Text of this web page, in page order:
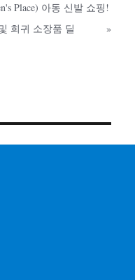
Place) 아동 신발 쇼핑!
희귀 소장품 딜
»